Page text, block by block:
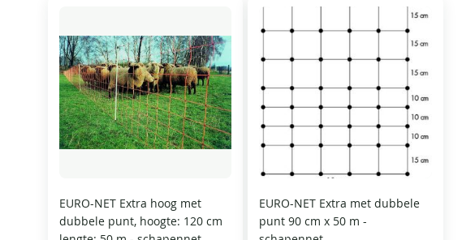
EURO-NET Extra hoog met
dubbele punt, hoogte: 120 cm
EURO-NET Extra met dubbele
punt 90 cm x 50 m -